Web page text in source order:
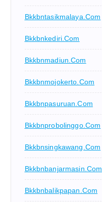
Bkkbntasikmalaya.com
Bkkbnkediri.com
Bkkbnmadiun.com
Bkkbnmojokerto.com
Bkkbnpasuruan.com
Bkkbnprobolinggo.com
Bkkbnsingkawang.com
Bkkbnbanjarmasin.com
Bkkbnbalikpapan.com